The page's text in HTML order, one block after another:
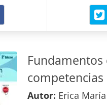
Autor: Erica